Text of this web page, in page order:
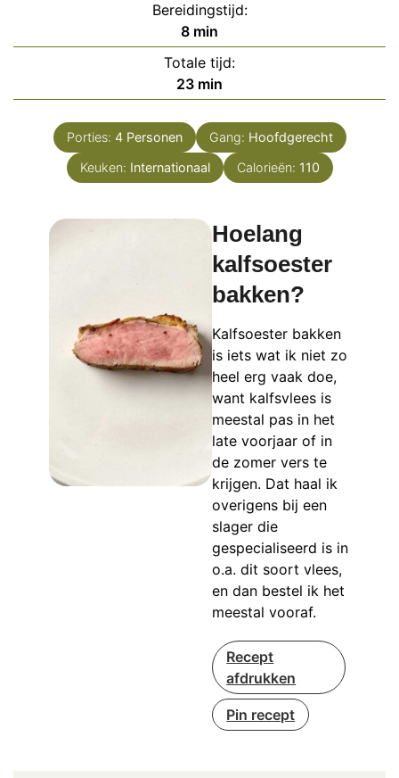
Bereidingstijd:
8minuten
min
Totale tijd:
23minuten
min
Porties: 4 Personen Gang: Hoofdgerecht
Keuken: Internationaal Calorieën: 110
Hoelang
kalfsoester
bakken?
Kalfsoester bakken
is iets wat ik niet zo
heel erg vaak doe,
want kalfsvlees is
meestal pas in het
late voorjaar of in
de zomer vers te
krijgen. Dat haal ik
overigens bij een
slager die
gespecialiseerd is in
o.a. dit soort vlees,
en dan bestel ik het
meestal vooraf.
Recept
afdrukken
Pin recept